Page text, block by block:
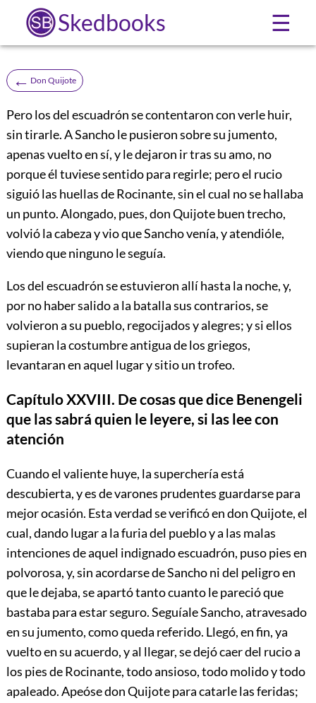
Skedbooks ☰
← Don Quijote
Pero los del escuadrón se contentaron con verle huir,
sin tirarle. A Sancho le pusieron sobre su jumento,
apenas vuelto en sí, y le dejaron ir tras su amo, no
porque él tuviese sentido para regirle; pero el rucio
siguió las huellas de Rocinante, sin el cual no se hallaba
un punto. Alongado, pues, don Quijote buen trecho,
volvió la cabeza y vio que Sancho venía, y atendióle,
viendo que ninguno le seguía.
Los del escuadrón se estuvieron allí hasta la noche, y,
por no haber salido a la batalla sus contrarios, se
volvieron a su pueblo, regocijados y alegres; y si ellos
supieran la costumbre antigua de los griegos,
levantaran en aquel lugar y sitio un trofeo.
Capítulo XXVIII. De cosas que dice Benengeli
que las sabrá quien le leyere, si las lee con
atención
Cuando el valiente huye, la superchería está
descubierta, y es de varones prudentes guardarse para
mejor ocasión. Esta verdad se verificó en don Quijote, el
cual, dando lugar a la furia del pueblo y a las malas
intenciones de aquel indignado escuadrón, puso pies en
polvorosa, y, sin acordarse de Sancho ni del peligro en
que le dejaba, se apartó tanto cuanto le pareció que
bastaba para estar seguro. Seguíale Sancho, atravesado
en su jumento, como queda referido. Llegó, en fin, ya
vuelto en su acuerdo, y al llegar, se dejó caer del rucio a
los pies de Rocinante, todo ansioso, todo molido y todo
apaleado. Apeóse don Quijote para catarle las feridas;